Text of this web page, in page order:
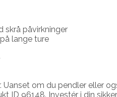
skrå påvirkninger
lange ture
om du pendler eller
ID 96148. Investér i din